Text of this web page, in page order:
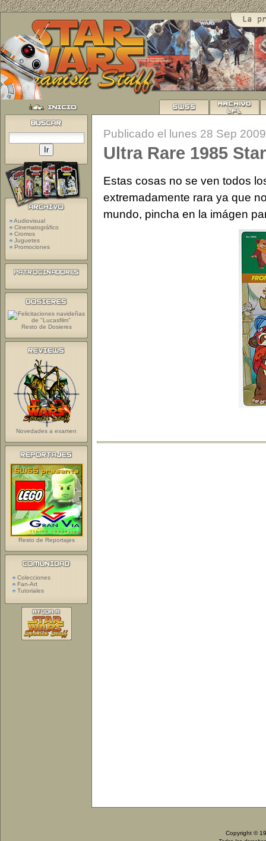
Publicado el lunes 28 Sep 2009
Ultra Rare 1985
Estas cosas no se ven todos
extremadamente rara ya que
mundo, pincha en la imágen
Audiovisual
Cinematográfico
Cromos
Juguetes
Promociones
Resto de Dosieres
Novedades a examen
Resto de Reportajes
Colecciones
Fan-Art
Tutoriales
Copyright ©